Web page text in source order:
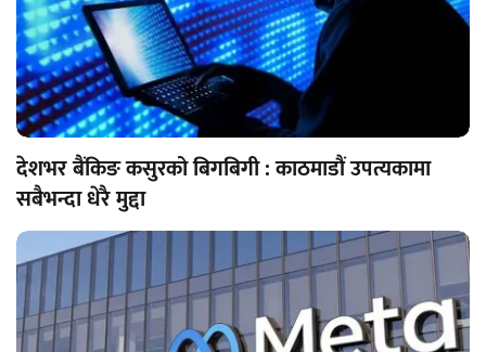
देशभर बैंकिङ कसुरको बिगबिगी : काठमाडौं उपत्यकामा
सबैभन्दा धेरै मुद्दा